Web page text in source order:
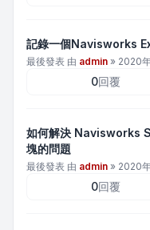
記錄一個Navisworks
最後發表 由 admin » 2020
0回覆
如何解決 Navisworks
塊的問題
最後發表 由 admin » 2020
0回覆